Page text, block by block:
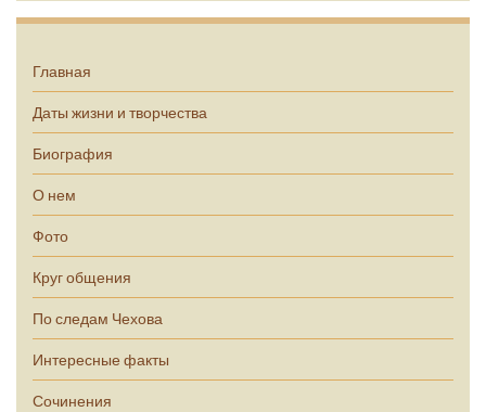
Главная
Даты жизни и творчества
Биография
О нем
Фото
Круг общения
По следам Чехова
Интересные факты
Сочинения